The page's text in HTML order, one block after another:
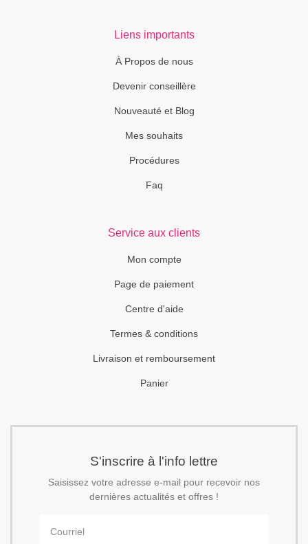
Liens importants
À Propos de nous
Devenir conseillère
Nouveauté et Blog
Mes souhaits
Procédures
Faq
Service aux clients
Mon compte
Page de paiement
Centre d'aide
Termes & conditions
Livraison et remboursement
Panier
S'inscrire à l'info lettre
Saisissez votre adresse e-mail pour recevoir nos
dernières actualités et offres !